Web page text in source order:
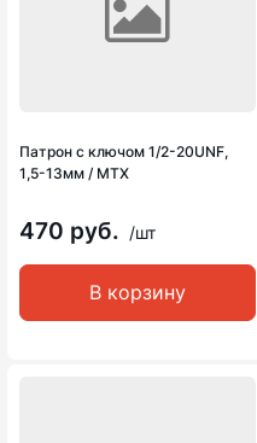
Патрон с ключом 1/2-20UNF,
1,5-13мм / MTX
470 руб. /шт
В корзину